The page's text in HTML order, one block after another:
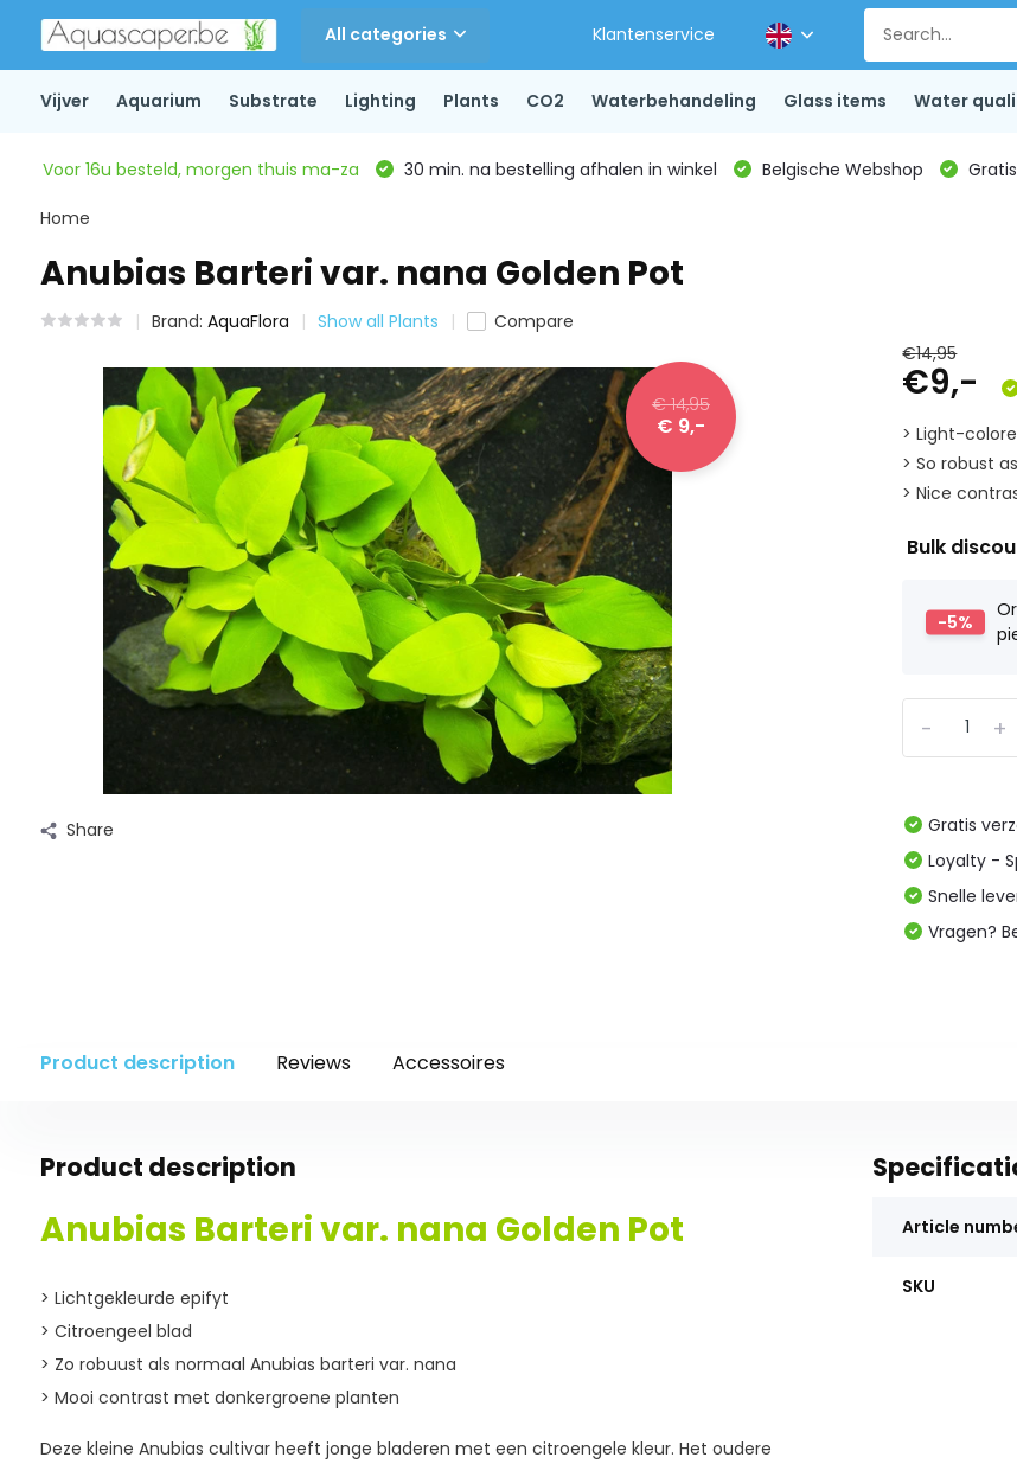
All categories Klantenservice
Vijver Aquarium Substrate Lighting Plants CO2 Waterbehandeling Glass items Water
Voor 16u besteld, morgen thuis ma-za 30 min. na bestelling afhalen in winkel Belgische Webshop
Home
Anubias Barteri var. nana Golden Pot
Brand: AquaFlora Show all Plants Compare
€ 14,95
€ 9,-
Share
€14,95
€9,-
> Light-
> So robust
> Nice
Bulk
-5%
+
-
Gratis
Loyalty -
Snelle
Vragen?
Product description Reviews Accessoires
Product description
Anubias Barteri var. nana Golden Pot
> Lichtgekleurde epifyt
> Citroengeel blad
> Zo robuust als normaal Anubias barteri var. nana
> Mooi contrast met donkergroene planten
Deze kleine Anubias cultivar heeft jonge bladeren met een citroengele kleur. Het oudere
Article
SKU